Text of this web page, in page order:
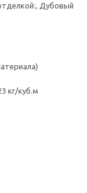
Дубовый
кг/куб.м